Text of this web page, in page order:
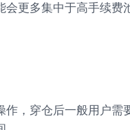
更多集中于高手续费
，穿仓后一般用户需